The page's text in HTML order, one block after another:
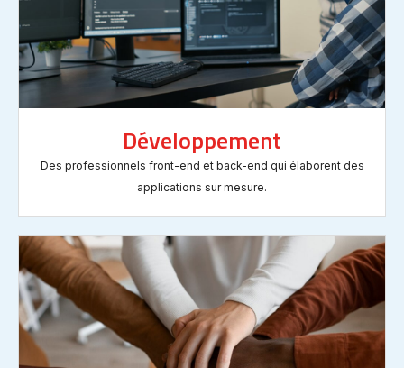
Développement
Des professionnels front-end et back-end qui élaborent des
applications sur mesure.